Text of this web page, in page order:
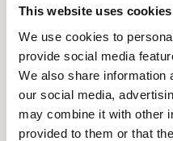
This website uses cookies
We use cookies to
provide social media
We also share information
our social media,
may combine it with other
provided to them or that
Expédié dans Échange ou
90 jours